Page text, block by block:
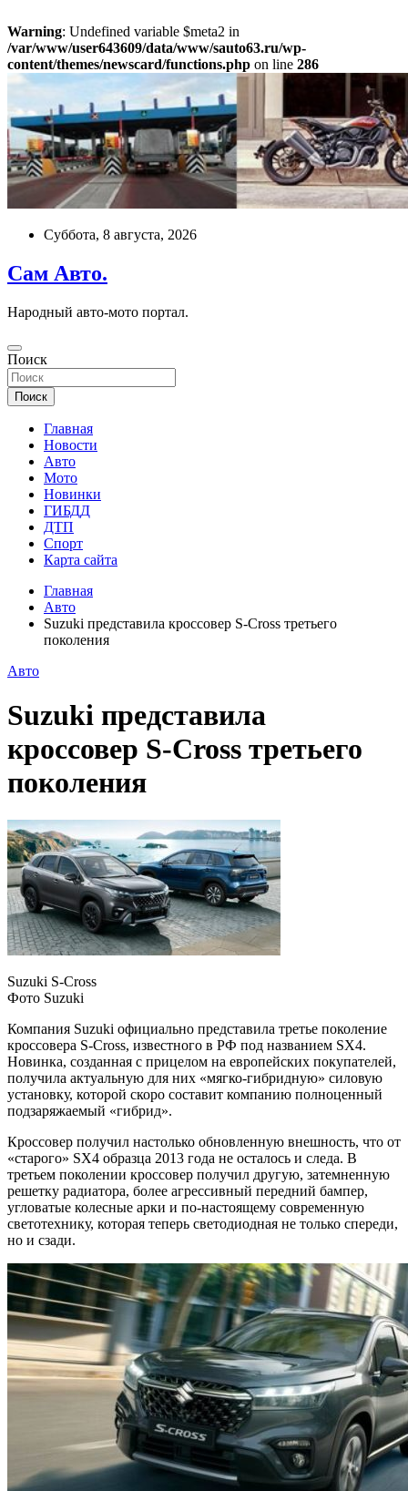
Warning: Undefined variable $meta2 in
/var/www/user643609/data/www/sauto63.ru/wp-
content/themes/newscard/functions.php on line 286
Перейти
содержимому
Суббота, 8 августа, 2026
Сам Авто.
Народный авто-мото портал.
Поиск
Поиск
Главная
Новости
Авто
Мото
Новинки
ГИБДД
ДТП
Спорт
Карта сайта
Главная
Авто
Suzuki представила кроссовер S-Cross третьего
поколения
Авто
Suzuki представила
кроссовер S-Cross третьего
поколения
Suzuki S-Cross
Фото Suzuki
Компания Suzuki официально представила третье поколение
кроссовера S-Cross, известного в РФ под названием SX4.
Новинка, созданная с прицелом на европейских покупателей,
получила актуальную для них «мягко-гибридную» силовую
установку, которой скоро составит компанию полноценный
подзаряжаемый «гибрид».
Кроссовер получил настолько обновленную внешность, что от
«старого» SX4 образца 2013 года не осталось и следа. В
третьем поколении кроссовер получил другую, затемненную
решетку радиатора, более агрессивный передний бампер,
угловатые колесные арки и по-настоящему современную
светотехнику, которая теперь светодиодная не только спереди,
но и сзади.